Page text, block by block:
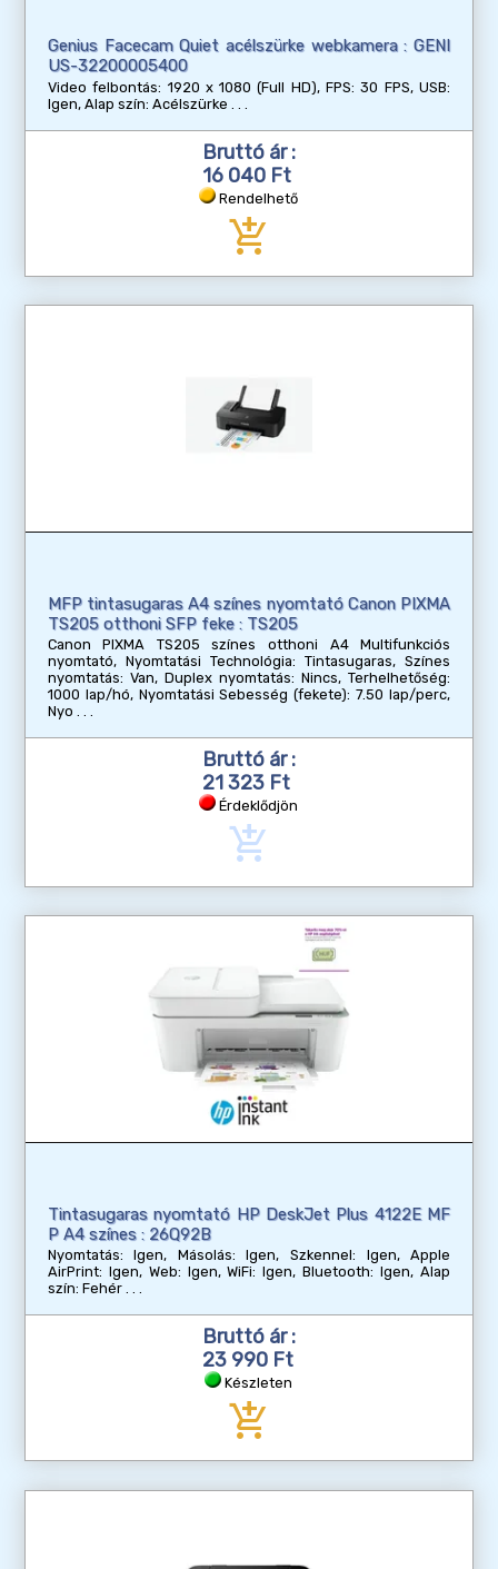
Genius Facecam Quiet acélszürke webkamera : GENI
US-32200005400
Video felbontás: 1920 x 1080 (Full HD), FPS: 30 FPS, USB:
Igen, Alap szín: Acélszürke
Bruttó ár :
16 040 Ft
Rendelhető
add_shopping_cart
MFP tintasugaras A4 színes nyomtató Canon PIXMA
TS205 otthoni SFP feke : TS205
Canon PIXMA TS205 színes otthoni A4 Multifunkciós
nyomtató, Nyomtatási Technológia: Tintasugaras, Színes
nyomtatás: Van, Duplex nyomtatás: Nincs, Terhelhetőség:
1000 lap/hó, Nyomtatási Sebesség (fekete): 7.50 lap/perc,
Nyo
Bruttó ár :
21 323 Ft
Érdeklődjön
add_shopping_cart
Tintasugaras nyomtató HP DeskJet Plus 4122E MF
P A4 színes : 26Q92B
Nyomtatás: Igen, Másolás: Igen, Szkennel: Igen, Apple
AirPrint: Igen, Web: Igen, WiFi: Igen, Bluetooth: Igen, Alap
szín: Fehér
Bruttó ár :
23 990 Ft
Készleten
add_shopping_cart